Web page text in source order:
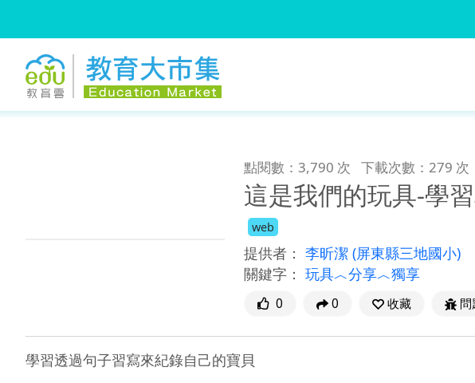
點閱數：3,790 次 下載次數：279 次
這是我們的玩具-學
web
提供者： 李昕潔 (屏東縣三地國小)
關鍵字： 玩具︿分享︿獨享
0 0 收藏
學習透過句子習寫來紀錄自己的寶貝